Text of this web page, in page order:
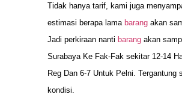
Tidak hanya tarif, kami juga
estimasi berapa lama barang akan
Jadi perkiraan nanti barang akan
Surabaya Ke Fak-Fak sekitar 12-14
Reg Dan 6-7 Untuk Pelni. Tergantung
kondisi.